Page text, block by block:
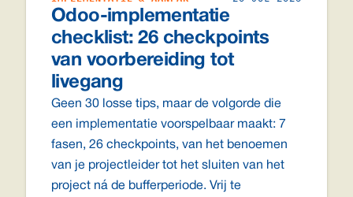
Odoo-implementatie
checklist: 26 checkpoints
van voorbereiding tot
livegang
Geen 30 losse tips, maar de volgorde die
een implementatie voorspelbaar maakt: 7
fasen, 26 checkpoints, van het benoemen
van je projectleider tot het sluiten van het
project ná de bufferperiode. Vrij te